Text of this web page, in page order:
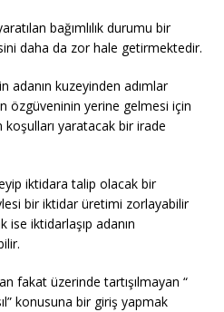
bağımlılık durumu bir
daha da zor hale getirmektedir.
adanın kuzeyinden adımlar
özgüveninin yerine gelmesi için
yaratacak bir irade
iktidara talip olacak bir
bir iktidar üretimi zorlayabilir
iktidarlaşıp adanın
fakat üzerinde tartışılmayan “
konusuna bir giriş yapmak